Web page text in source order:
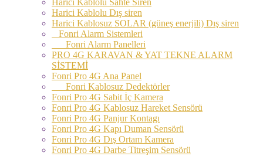
Harici Kablolu Dış siren
Harici Kablosuz SOLAR (güneş enerjili) Dış siren
Fonri Alarm Sistemleri
Fonri Alarm Panelleri
PRO 4G KARAVAN & YAT TEKNE ALARM
SİSTEMİ
Fonri Pro 4G Ana Panel
Fonri Kablosuz Dedektörler
Fonri Pro 4G Sabit İç Kamera
Fonri Pro 4G Kablosuz Hareket Sensörü
Fonri Pro 4G Panjur Kontagı
Fonri Pro 4G Kapı Duman Sensörü
Fonri Pro 4G Dış Ortam Kamera
Fonri Pro 4G Darbe Titreşim Sensörü